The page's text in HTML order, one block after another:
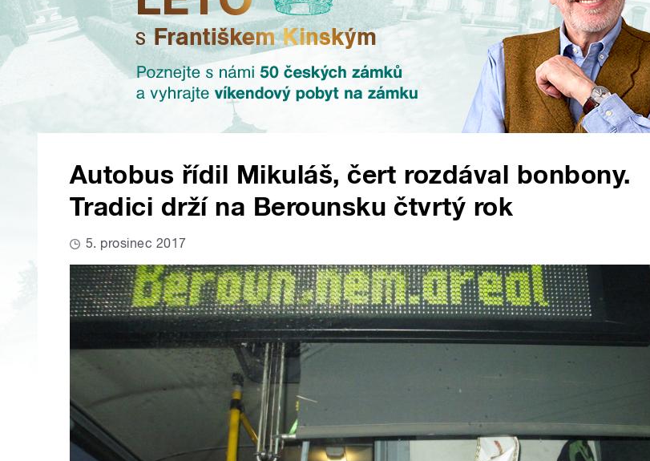
Autobus řídil Mikuláš, čert rozdával bonbony.
Tradici drží na Berounsku čtvrtý rok
5. prosinec 2017